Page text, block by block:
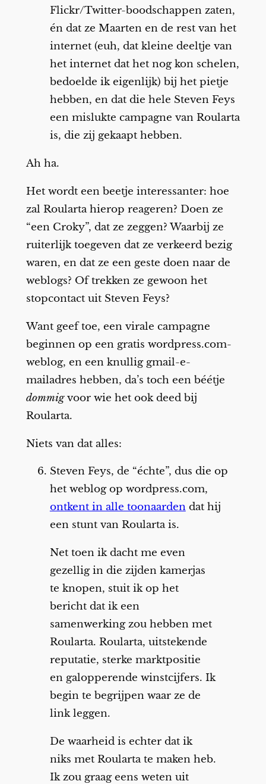
Flickr/Twitter-boodschappen zaten,
én dat ze Maarten en de rest van het
internet (euh, dat kleine deeltje van
het internet dat het nog kon schelen,
bedoelde ik eigenlijk) bij het pietje
hebben, en dat die hele Steven Feys
een mislukte campagne van Roularta
is, die zij gekaapt hebben.
Ah ha.
Het wordt een beetje interessanter: hoe
zal Roularta hierop reageren? Doen ze
“een Croky”, dat ze zeggen? Waarbij ze
ruiterlijk toegeven dat ze verkeerd bezig
waren, en dat ze een geste doen naar de
weblogs? Of trekken ze gewoon het
stopcontact uit Steven Feys?
Want geef toe, een virale campagne
beginnen op een gratis wordpress.com-
weblog, en een knullig gmail-e-
mailadres hebben, da’s toch een béétje
dommigvoor wie het ook deed bij
Roularta.
Niets van dat alles:
Steven Feys, de “échte”, dus die op
het weblog op wordpress.com,
ontkent in alle toonaardendat hij
een stunt van Roularta is.
Net toen ik dacht me even
gezellig in die zijden kamerjas
te knopen, stuit ik op het
bericht dat ik een
samenwerking zou hebben met
Roularta. Roularta, uitstekende
reputatie, sterke marktpositie
en galopperende winstcijfers. Ik
begin te begrijpen waar ze de
link leggen.
De waarheid is echter dat ik
niks met Roularta te maken heb.
Ik zou graag eens weten uit